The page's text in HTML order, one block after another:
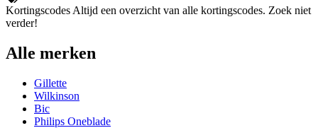
Kortingscodes Altijd een overzicht van alle kortingscodes. Zoek niet
verder!
Alle merken
Gillette
Wilkinson
Bic
Philips Oneblade